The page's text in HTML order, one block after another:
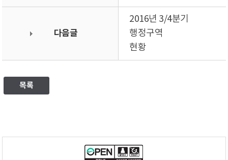
다음글
2016년 3/4분기
행정구역
현황
목록